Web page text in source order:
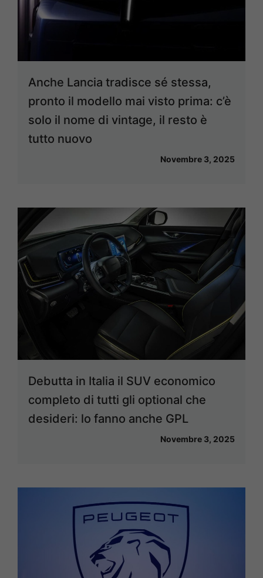
Anche Lancia tradisce sé stessa,
pronto il modello mai visto prima: c’è
solo il nome di vintage, il resto è
tutto nuovo
Novembre 3, 2025
Debutta in Italia il SUV economico
completo di tutti gli optional che
desideri: lo fanno anche GPL
Novembre 3, 2025